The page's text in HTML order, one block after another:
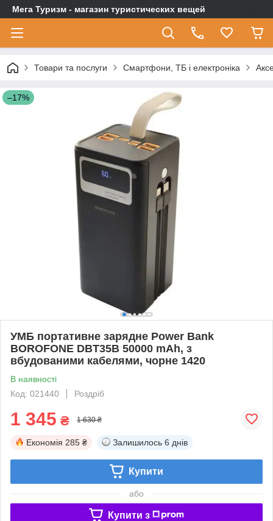
Мега Туризм - магазин туристических вещей
Товари та послуги Смартфони, ТБ і електроніка
–17%
УМБ портативне зарядне Power Bank
BOROFONE DBT35B 50000 mAh, з
вбудованими кабелями, чорне 1420
В наявності
Код: 021440
Роздріб
1 345 ₴ 1 630 ₴
Економія 285 ₴ Залишилось 6 днів
Купити
або
Купити з